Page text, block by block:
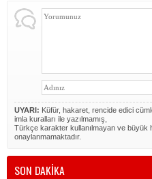
UYARI: Küfür, hakaret, rencide edici
imla kuralları ile yazılmamış,
Türkçe karakter kullanılmayan ve büyük
onaylanmamaktadır.
SON DAKİKA